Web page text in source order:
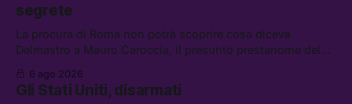
segrete
La procura di Roma non potrà scoprire cosa diceva
Delmastro a Mauro Caroccia, il presunto prestanome del
attacchi in Libano, il governo chiederà 36 miliardi di
flessibilità in armi e energia, e Grokipedia è già stata
6 ago 2026
Gli Stati Uniti, disarmati